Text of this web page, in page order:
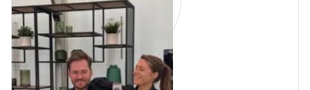
(m/v/x)